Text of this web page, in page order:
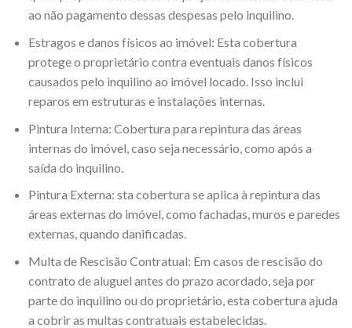
ao não pagamento dessas despesas pelo inquilino.
Estragos e danos físicos ao imóvel: Esta cobertura
protege o proprietário contra eventuais danos físicos
causados pelo inquilino ao imóvel locado. Isso inclui
reparos em estruturas e instalações internas.
Pintura Interna: Cobertura para repintura das áreas
internas do imóvel, caso seja necessário, como após a
saída do inquilino.
Pintura Externa: sta cobertura se aplica à repintura das
áreas externas do imóvel, como fachadas, muros e paredes
externas, quando danificadas.
Multa de Rescisão Contratual: Em casos de rescisão do
contrato de aluguel antes do prazo acordado, seja por
parte do inquilino ou do proprietário, esta cobertura ajuda
a cobrir as multas contratuais estabelecidas.